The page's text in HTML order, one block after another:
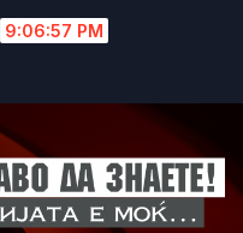
9:07:00 PM